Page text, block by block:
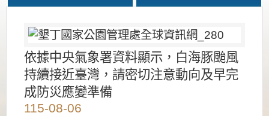
依據中央氣象署資料顯示，白海豚颱風
持續接近臺灣，請密切注意動向及早完
成防災應變準備
115-08-06